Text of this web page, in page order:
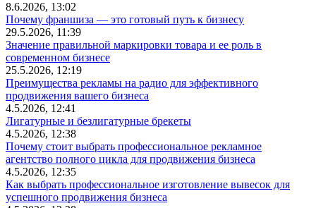
8.6.2026, 13:02
Почему франшиза — это готовый путь к бизнесу
29.5.2026, 11:39
Значение правильной маркировки товара и ее роль в
современном бизнесе
25.5.2026, 12:19
Преимущества рекламы на радио для эффективного
продвижения вашего бизнеса
4.5.2026, 12:41
Лигатурные и безлигатурные брекеты
4.5.2026, 12:38
Почему стоит выбрать профессиональное рекламное
агентство полного цикла для продвижения бизнеса
4.5.2026, 12:35
Как выбрать профессиональное изготовление вывесок для
успешного продвижения бизнеса